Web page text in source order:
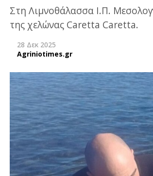
Στη Λιμνοθάλασσα Ι.Π.
της χελώνας Caretta Caretta.
28 Δεκ 2025
Agriniotimes.gr